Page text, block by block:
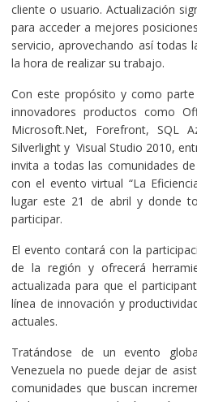
cliente o usuario. Actualización
para acceder a mejores
servicio, aprovechando así todas
la hora de realizar su trabajo.
Con este propósito y como
innovadores productos como
Microsoft.Net, Forefront, SQL
Silverlight y Visual Studio 2010,
invita a todas las comunidades
con el evento virtual “La
lugar este 21 de abril y donde
participar.
El evento contará con la
de la región y ofrecerá
actualizada para que el
línea de innovación y
actuales.
Tratándose de un evento
Venezuela no puede dejar de
comunidades que buscan